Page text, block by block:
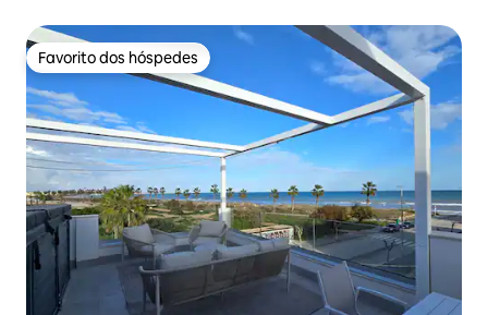
Favorito dos hóspedes
Favorito dos hóspedes